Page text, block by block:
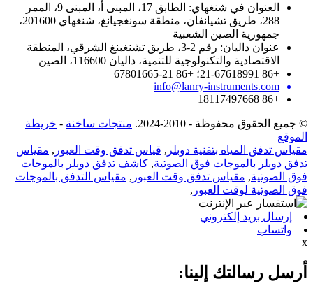
العنوان في شنغهاي: الطابق 17، المبنى أ، المبنى 9، الممر
288، طريق تشيانفان، منطقة سونغجيانغ، شنغهاي 201600،
جمهورية الصين الشعبية
عنوان داليان: رقم 2-3، طريق تشنغبنغ الشرقي، المنطقة
الاقتصادية والتكنولوجية للتنمية، داليان 116600، الصين
+86 21-67618991؛ +86 21-67801665
info@lanry-instruments.com
+86 18117497668
© جميع الحقوق محفوظة - 2010-2024. منتجات ساخنة - خريطة
الموقع
مقياس تدفق المياه بتقنية دوبلر , قياس تدفق وقت العبور , مقياس
تدفق دوبلر بالموجات فوق الصوتية, كاشف تدفق دوبلر بالموجات
فوق الصوتية, مقياس تدفق وقت العبور , مقياس التدفق بالموجات
فوق الصوتية لوقت العبور ,
إرسال بريد إلكتروني
واتساب
x
أرسل رسالتك إلينا: